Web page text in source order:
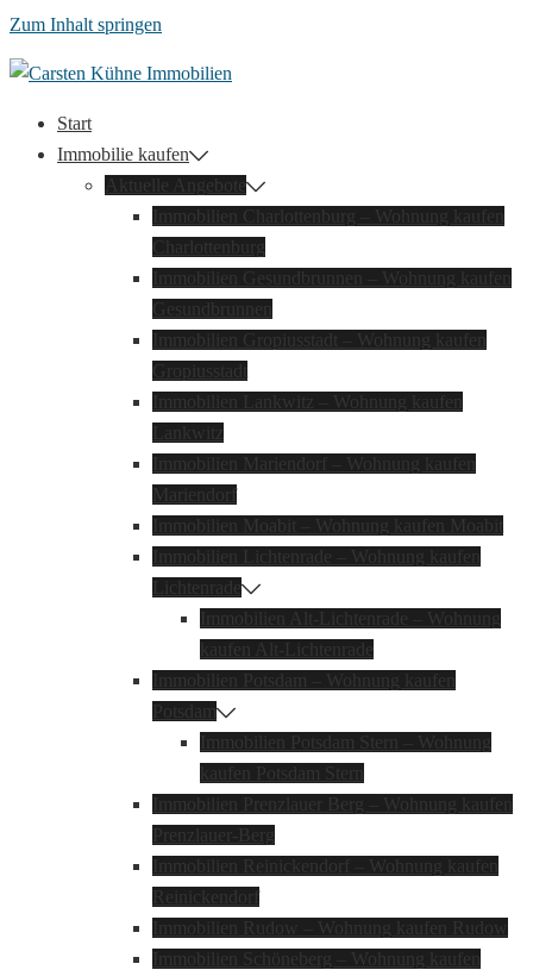
Zum Inhalt springen
Start
Immobilie kaufen
Aktuelle Angebote
Immobilien Charlottenburg – Wohnung kaufen
Charlottenburg
Immobilien Gesundbrunnen – Wohnung kaufen
Gesundbrunnen
Immobilien Gropiusstadt – Wohnung kaufen
Gropiusstadt
Immobilien Lankwitz – Wohnung kaufen
Lankwitz
Immobilien Mariendorf – Wohnung kaufen
Mariendorf
Immobilien Moabit – Wohnung kaufen Moabit
Immobilien Lichtenrade – Wohnung kaufen
Lichtenrade
Immobilien Alt-Lichtenrade – Wohnung
kaufen Alt-Lichtenrade
Immobilien Potsdam – Wohnung kaufen
Potsdam
Immobilien Potsdam Stern – Wohnung
kaufen Potsdam Stern
Immobilien Prenzlauer Berg – Wohnung kaufen
Prenzlauer-Berg
Immobilien Reinickendorf – Wohnung kaufen
Reinickendorf
Immobilien Rudow – Wohnung kaufen Rudow
Immobilien Schöneberg – Wohnung kaufen